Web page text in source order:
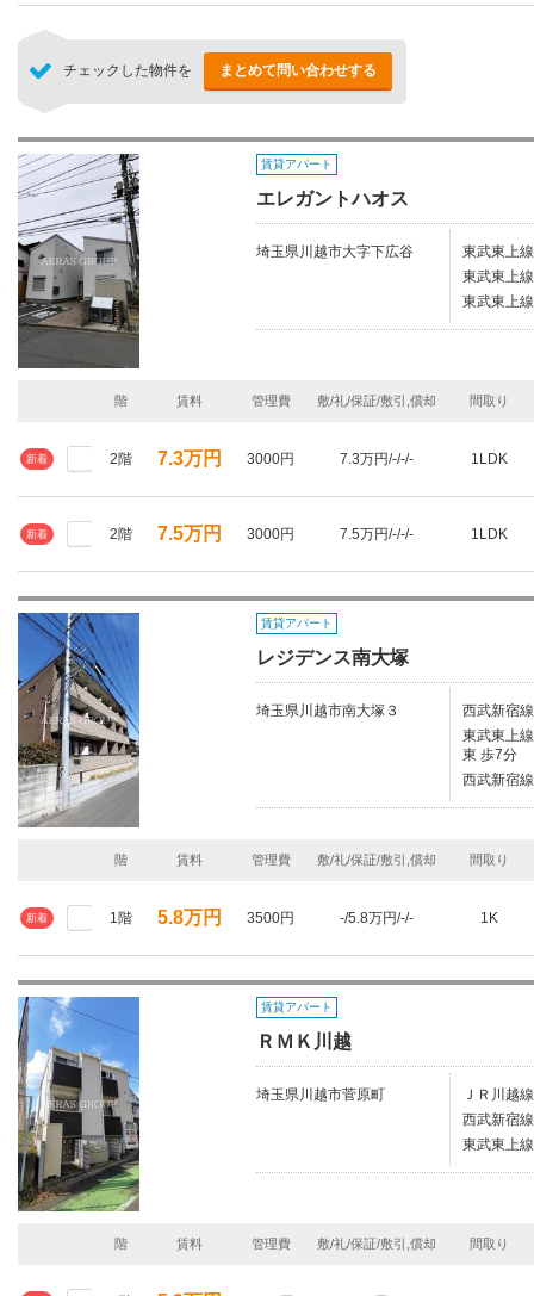
チェックした物件を まとめて問い合わせする
賃貸アパート
エレガントハオス
埼玉県川越市大字下広谷
東武東上
東武東上
東武東上
階 賃料 管理費 敷/礼/保証/敷引,償却 間取り
新着 2階 7.3万円 3000円 7.3万円/-/-/- 1LDK
新着 2階 7.5万円 3000円 7.5万円/-/-/- 1LDK
賃貸アパート
レジデンス南大塚
埼玉県川越市南大塚３
西武新宿
東武東上
東 歩7分
西武新宿
階 賃料 管理費 敷/礼/保証/敷引,償却 間取り
新着 1階 5.8万円 3500円 -/5.8万円/-/- 1K
賃貸アパート
ＲＭＫ川越
埼玉県川越市菅原町
ＪＲ川越
西武新宿
東武東上
階 賃料 管理費 敷/礼/保証/敷引,償却 間取り